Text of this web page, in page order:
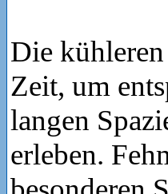
Die kühleren
Zeit, um
langen
erleben.